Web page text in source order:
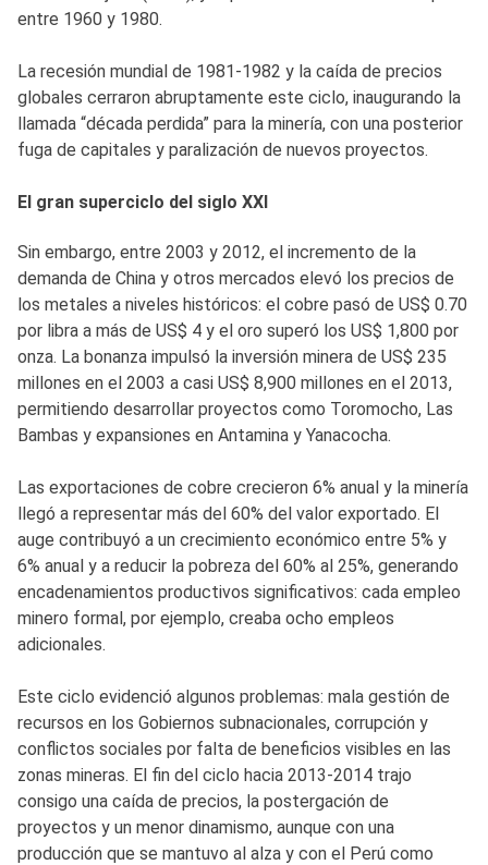
entre 1960 y 1980.
La recesión mundial de 1981-1982 y la caída de precios
globales cerraron abruptamente este ciclo, inaugurando la
llamada “década perdida” para la minería, con una posterior
fuga de capitales y paralización de nuevos proyectos.
El gran superciclo del siglo XXI
Sin embargo, entre 2003 y 2012, el incremento de la
demanda de China y otros mercados elevó los precios de
los metales a niveles históricos: el cobre pasó de US$ 0.70
por libra a más de US$ 4 y el oro superó los US$ 1,800 por
onza. La bonanza impulsó la inversión minera de US$ 235
millones en el 2003 a casi US$ 8,900 millones en el 2013,
permitiendo desarrollar proyectos como Toromocho, Las
Bambas y expansiones en Antamina y Yanacocha.
Las exportaciones de cobre crecieron 6% anual y la minería
llegó a representar más del 60% del valor exportado. El
auge contribuyó a un crecimiento económico entre 5% y
6% anual y a reducir la pobreza del 60% al 25%, generando
encadenamientos productivos significativos: cada empleo
minero formal, por ejemplo, creaba ocho empleos
adicionales.
Este ciclo evidenció algunos problemas: mala gestión de
recursos en los Gobiernos subnacionales, corrupción y
conflictos sociales por falta de beneficios visibles en las
zonas mineras. El fin del ciclo hacia 2013-2014 trajo
consigo una caída de precios, la postergación de
proyectos y un menor dinamismo, aunque con una
producción que se mantuvo al alza y con el Perú como